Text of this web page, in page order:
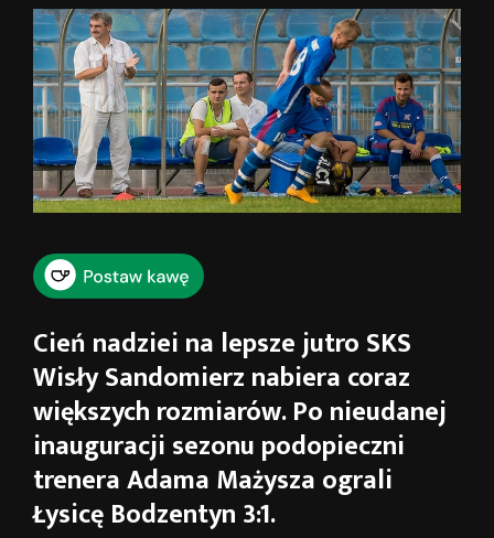
Cień nadziei na lepsze jutro SKS
Wisły Sandomierz nabiera coraz
większych rozmiarów. Po nieudanej
inauguracji sezonu podopieczni
trenera Adama Mażysza ograli
Łysicę Bodzentyn 3:1.